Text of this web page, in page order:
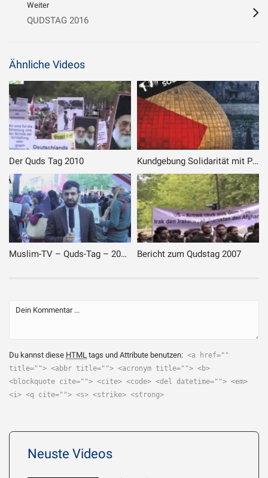
Weiter
QUDSTAG 2016
Ähnliche Videos
Der Quds Tag 2010 Kundgebung Solidarität mit Palästina in Delmenhorst am 28.05.2021
Muslim-TV – Quds-Tag – 2017 – Berlin Bericht zum Qudstag 2007
Du kannst diese HTML tags und Attribute benutzen: <a href=""
title=""> <abbr title=""> <acronym title=""> <b>
<blockquote cite=""> <cite> <code> <del datetime=""> <em>
<i> <q cite=""> <s> <strike> <strong>
Neuste Videos